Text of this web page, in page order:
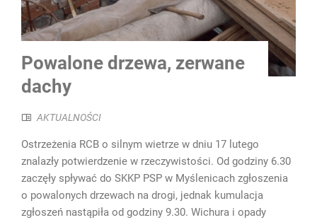
Powalone drzewa, zerwane
dachy
AKTUALNOŚCI
Ostrzeżenia RCB o silnym wietrze w dniu 17 lutego
znalazły potwierdzenie w rzeczywistości. Od godziny 6.30
zaczęły spływać do SKKP PSP w Myślenicach zgłoszenia
o powalonych drzewach na drogi, jednak kumulacja
zgłoszeń nastąpiła od godziny 9.30. Wichura i opady